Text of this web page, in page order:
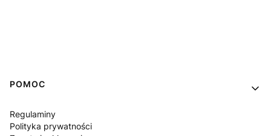
Linki w stopce
POMOC
Regulaminy
Polityka prywatności